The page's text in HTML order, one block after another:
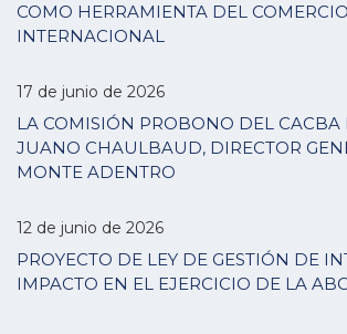
COMO HERRAMIENTA DEL COMERCIO
INTERNACIONAL
17 de junio de 2026
LA COMISIÓN PROBONO DEL CACBA
JUANO CHAULBAUD, DIRECTOR
MONTE ADENTRO
12 de junio de 2026
PROYECTO DE LEY DE GESTIÓN DE
IMPACTO EN EL EJERCICIO DE LA